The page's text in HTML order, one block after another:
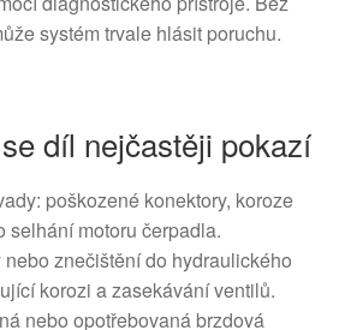
systém trvale hlásit poruchu.
díl nejčastěji pokazí
poškozené konektory, koroze
selhání motoru čerpadla.
znečištění do hydraulického
korozi a zasekávání ventilů.
nebo opotřebovaná brzdová